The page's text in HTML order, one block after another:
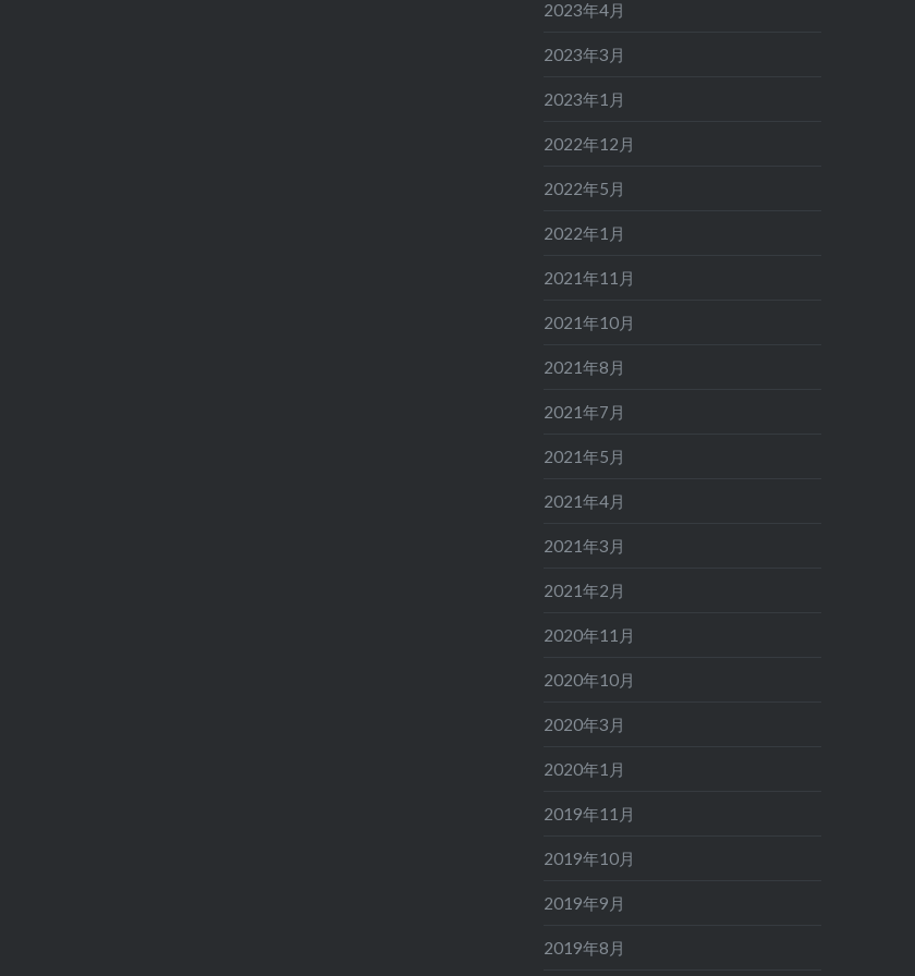
2023年4月
2023年3月
2023年1月
2022年12月
2022年5月
2022年1月
2021年11月
2021年10月
2021年8月
2021年7月
2021年5月
2021年4月
2021年3月
2021年2月
2020年11月
2020年10月
2020年3月
2020年1月
2019年11月
2019年10月
2019年9月
2019年8月